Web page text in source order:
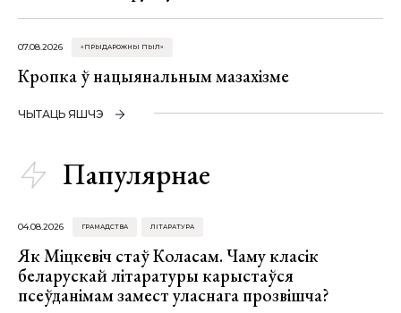
07.08.2026 «ПРЫДАРОЖНЫ ПЫЛ»
Кропка ў нацыянальным мазахізме
ЧЫТАЦЬ ЯШЧЭ
Папулярнае
04.08.2026 ГРАМАДСТВА ЛІТАРАТУРА
Як Міцкевіч стаў Коласам. Чаму класік
беларускай літаратуры карыстаўся
псеўданімам замест уласнага прозвішча?